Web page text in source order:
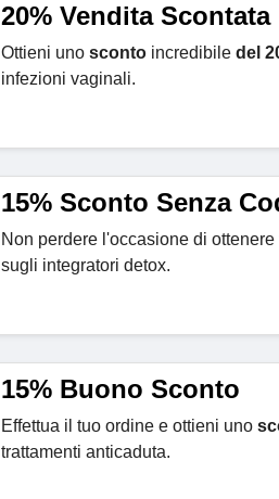
20% Vendita Scontata
Ottieni uno scontoincredibile del
infezioni vaginali.
15% Sconto Senza
Non perdere l'occasione di ottenere
sugli integratori detox.
15% Buono Sconto
Effettua il tuo ordine e ottieni uno
trattamenti anticaduta.